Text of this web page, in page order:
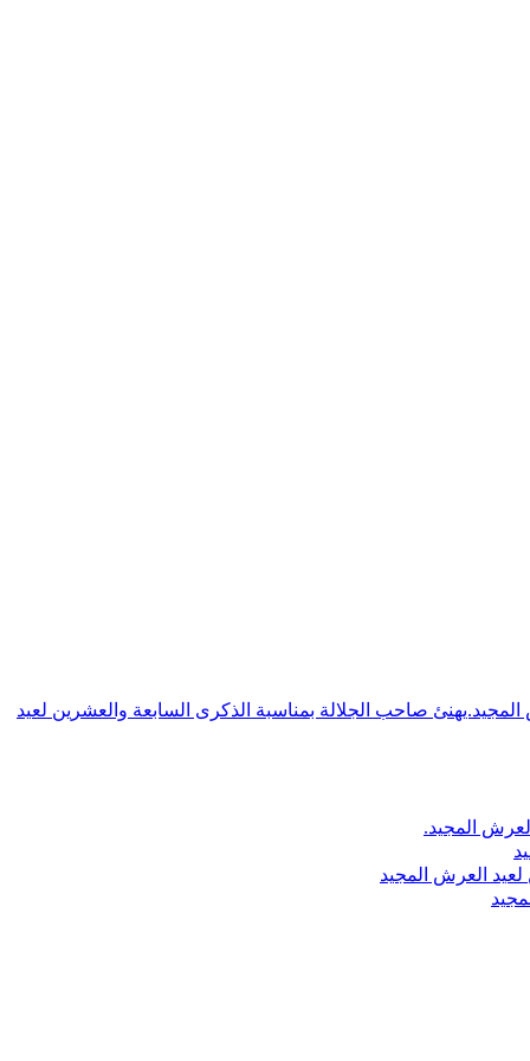
صاحب الجلالة بمناسبة الذكرى السابعة والعشرين لعيد
المجيد.
العرش المجيد